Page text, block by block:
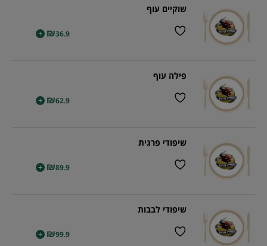
שוקיים עוף
₪36.9
+
פילה עוף
₪62.9
+
שיפודי פרגית
₪89.9
+
שיפודי לבבות
₪99.9
+